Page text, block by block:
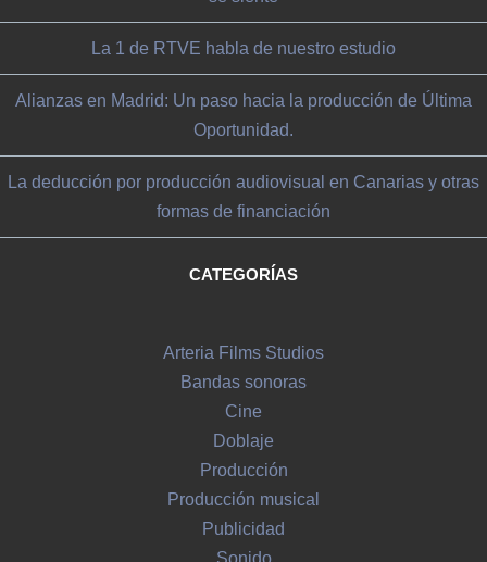
La 1 de RTVE habla de nuestro estudio
Alianzas en Madrid: Un paso hacia la producción de Última
Oportunidad.
La deducción por producción audiovisual en Canarias y otras
formas de financiación
CATEGORÍAS
Arteria Films Studios
Bandas sonoras
Cine
Doblaje
Producción
Producción musical
Publicidad
Sonido